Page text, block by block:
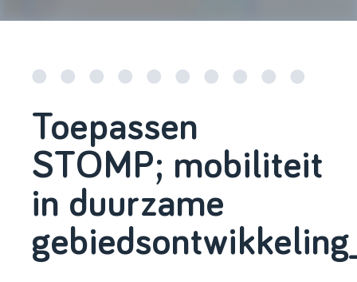
Toepassen
STOMP; mobiliteit
in duurzame